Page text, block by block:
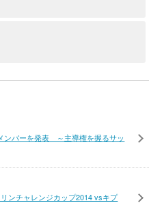
ンバーを発表 ～主導権を握るサッ
ンチャレンジカップ2014 vsキプ